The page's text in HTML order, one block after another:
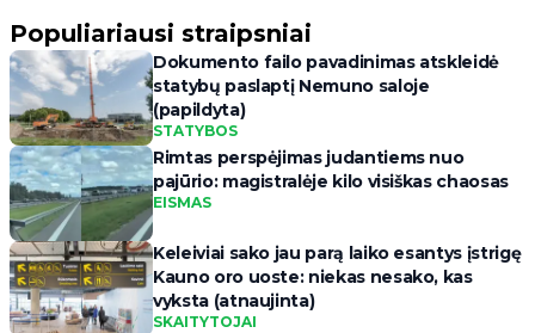
Populiariausi straipsniai
Dokumento failo pavadinimas atskleidė
statybų paslaptį Nemuno saloje
(papildyta)
STATYBOS
Rimtas perspėjimas judantiems nuo
pajūrio: magistralėje kilo visiškas chaosas
EISMAS
Keleiviai sako jau parą laiko esantys įstrigę
Kauno oro uoste: niekas nesako, kas
vyksta (atnaujinta)
SKAITYTOJAI